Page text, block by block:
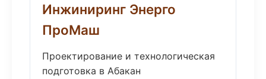
Инжиниринг Энерго
ПроМаш
Проектирование и технологическая
подготовка в Абакан